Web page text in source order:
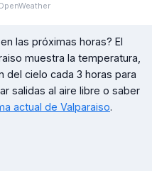
en las próximas horas? El
muestra la temperatura,
del cielo cada 3 horas para
salidas al aire libre o saber
actual de Valparaiso.